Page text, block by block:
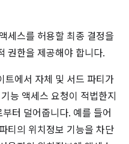
세스를 허용할 최종 결정을
권한을 제공해야 합니다.
트에서 자체 및 서드 파티가
능 액세스 요청이 적법한지
터 덜어줍니다. 예를 들어
티의 위치정보 기능을 차단